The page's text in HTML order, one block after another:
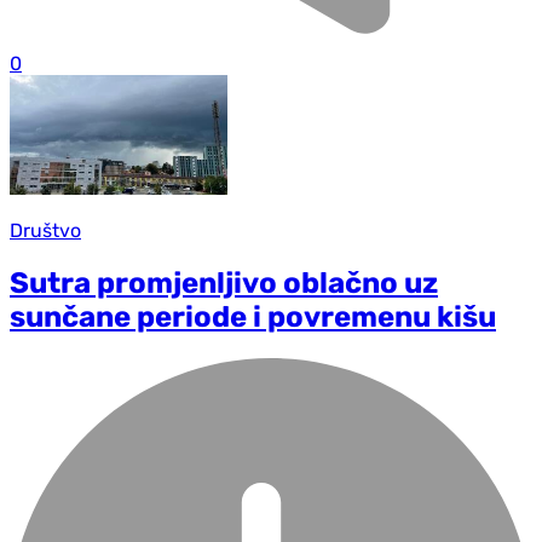
0
Društvo
Sutra promjenljivo oblačno uz
sunčane periode i povremenu kišu